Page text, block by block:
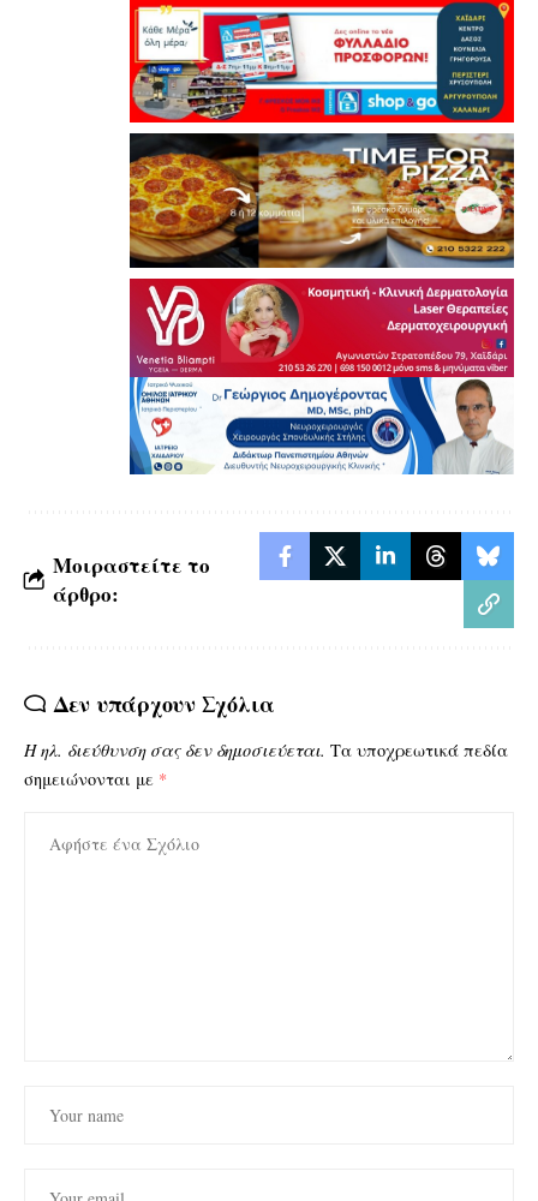
Μοιραστείτε το
άρθρο:
Δεν υπάρχουν Σχόλια
Η ηλ. διεύθυνση σας δεν δημοσιεύεται. Τα υποχρεωτικά πεδία
σημειώνονται με *